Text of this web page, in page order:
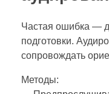
Частая ошибка —
подготовки.
сопровождать
Методы: